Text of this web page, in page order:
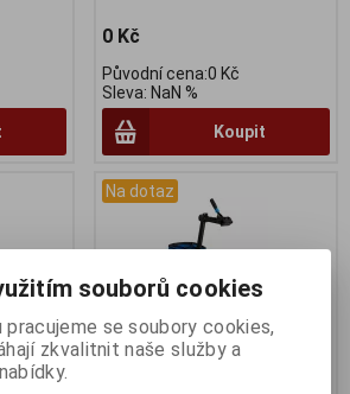
0 Kč
Původní cena:0 Kč
Sleva: NaN %
Koupit
Na dotaz
souborů cookies
pracujeme se soubory cookies,
zkvalitnit naše služby a